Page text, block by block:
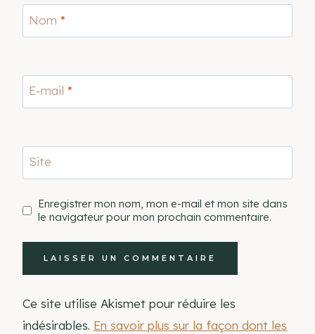
Nom *
E-mail *
Site
Enregistrer mon nom, mon e-mail et mon site dans
le navigateur pour mon prochain commentaire.
Ce site utilise Akismet pour réduire les
indésirables. En savoir plus sur la façon dont les